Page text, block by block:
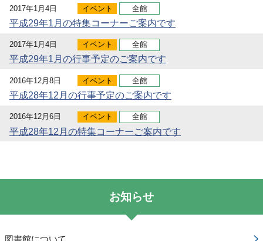
2017年1月4日 イベント 全館
平成29年1月の特集コーナーご案内です
2017年1月4日 イベント 全館
平成29年1月の行事予定のご案内です
2016年12月8日 イベント 全館
平成28年12月の行事予定のご案内です
2016年12月6日 イベント 全館
平成28年12月の特集コーナーご案内です
お知らせ
図書館について